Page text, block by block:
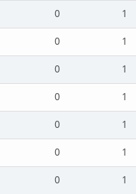
0
1
0
1
0
1
0
1
0
1
0
1
0
1